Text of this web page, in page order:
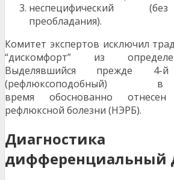
неспецифический
преобладания).
Комитет экспертов исключил
“дискомфорт” из
Выделявшийся прежде
(рефлюксоподобный)
время обоснованно
рефлюксной болезни (НЭРБ).
дифференциальный